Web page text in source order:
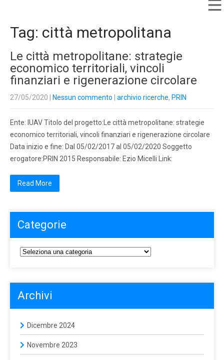
Tag: città metropolitana
Le città metropolitane: strategie
economico territoriali, vincoli
finanziari e rigenerazione circolare
27/05/2020 Nessun commento archivio ricerche, PRIN
Ente: IUAV Titolo del progetto:Le città metropolitane: strategie
economico territoriali, vincoli finanziari e rigenerazione circolare
Data inizio e fine: Dal 05/02/2017 al 05/02/2020 Soggetto
erogatore:PRIN 2015 Responsabile: Ezio Micelli Link:
Read More
Categorie
Archivi
Dicembre 2024
Novembre 2023